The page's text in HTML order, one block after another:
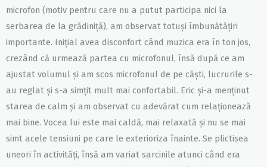
microfon (motiv pentru care nu a putut participa nici la
serbarea de la grădiniță), am observat totuși îmbunătățiri
importante. Inițial avea disconfort când muzica era în ton jos,
crezând că urmează partea cu microfonul, însă după ce am
ajustat volumul și am scos microfonul de pe căști, lucrurile s-
au reglat și s-a simțit mult mai confortabil. Eric și-a menținut
starea de calm și am observat cu adevărat cum relaționează
mai bine. Vocea lui este mai caldă, mai relaxată și nu se mai
simt acele tensiuni pe care le exterioriza înainte. Se plictisea
uneori în activități, însă am variat sarcinile atunci când era